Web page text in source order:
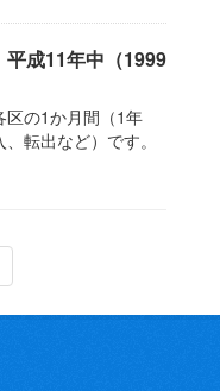
平成11年中（1999
区の1か月間（1年
転出など）です。